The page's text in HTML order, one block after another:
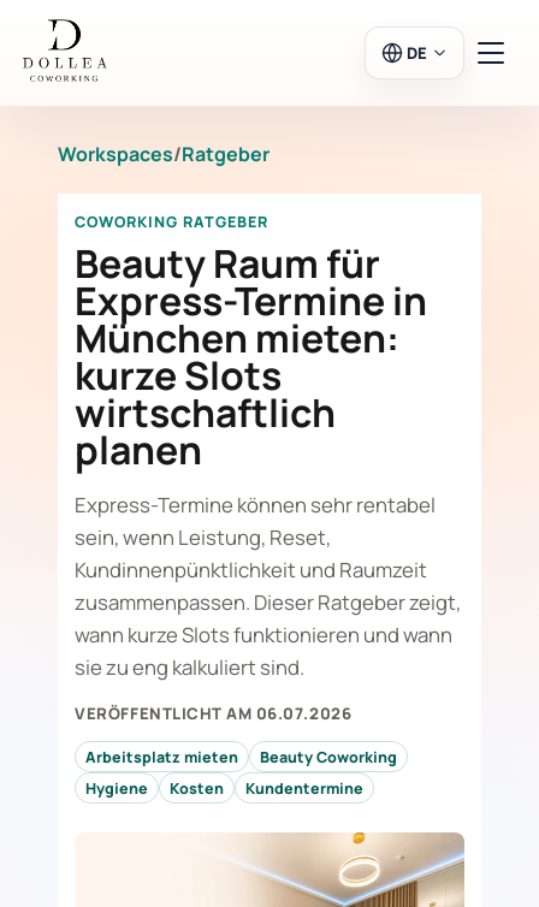
DE
Login
Zum Salon
Workspaces
Kalender
Workspaces/Ratgeber
COWORKING RATGEBER
Beauty Raum für
Express-Termine in
München mieten:
kurze Slots
wirtschaftlich
planen
Express-Termine können sehr rentabel
sein, wenn Leistung, Reset,
Kundinnenpünktlichkeit und Raumzeit
zusammenpassen. Dieser Ratgeber zeigt,
wann kurze Slots funktionieren und wann
sie zu eng kalkuliert sind.
VERÖFFENTLICHT AM 06.07.2026
Arbeitsplatz mieten
Beauty Coworking
Hygiene
Kosten Kundentermine